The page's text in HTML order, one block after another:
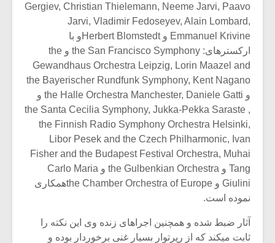
Gergiev, Christian Thielemann, Neeme Jarvi, Paavo
Jarvi, Vladimir Fedoseyev, Alain Lombard,
Emmanuel Krivine و Herbert Blomstedtو با
ارکسترهای: the San Francisco Symphony و the
Gewandhaus Orchestra Leipzig, Lorin Maazel and
the Bayerischer Rundfunk Symphony, Kent Nagano
و the Halle Orchestra Manchester, Daniele Gatti و
the Santa Cecilia Symphony, Jukka-Pekka Saraste ,
the Finnish Radio Symphony Orchestra Helsinki,
Libor Pesek and the Czech Philharmonic, Ivan
Fisher and the Budapest Festival Orchestra, Muhai
Tang و the Gulbenkian Orchestra و Carlo Maria
Giulini و the Chamber Orchestra of Europeهمکاری
نموده است.
آثار ضبط شده و همچنین اجراهای زنده وی این نکته را
ثابت میکند که از رپرتوار بسیار غنی برخوردار بوده و